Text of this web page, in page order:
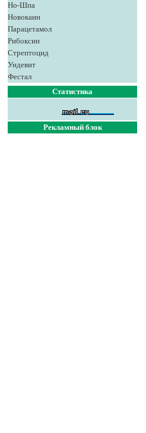
Но-Шпа
Новокаин
Парацетамол
Рибоксин
Стрептоцид
Ундевит
Фестал
Статистика
Рекламный блок